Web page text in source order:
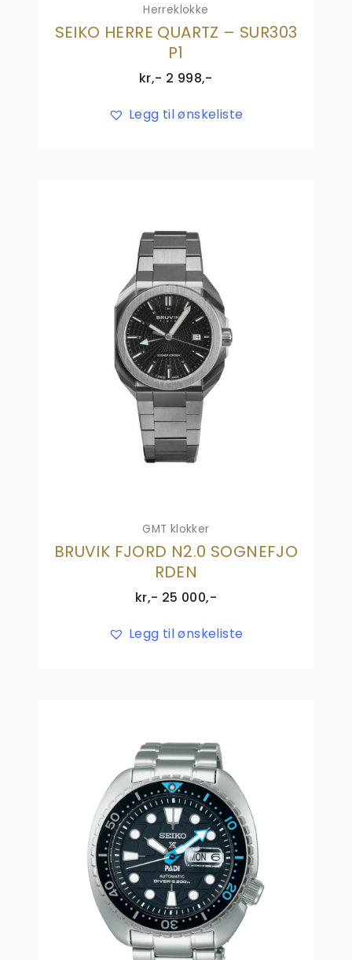
Herreklokke
SEIKO HERRE QUARTZ – SUR303
P1
kr,- 2 998,-
Legg til ønskeliste
GMT klokker
BRUVIK FJORD N2.0 SOGNEFJO
RDEN
kr,- 25 000,-
Legg til ønskeliste